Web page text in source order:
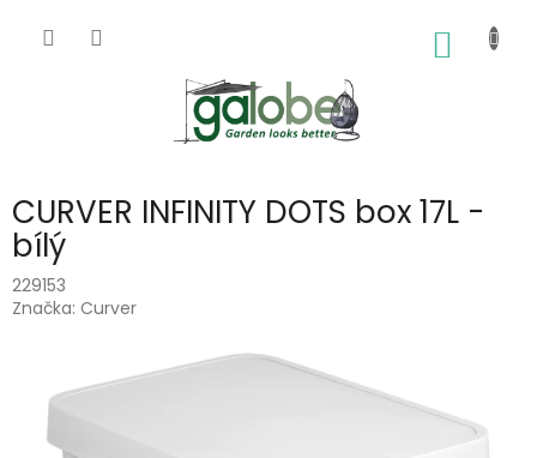
CURVER INFINITY DOTS box 17L -
bílý
229153
Značka: Curver